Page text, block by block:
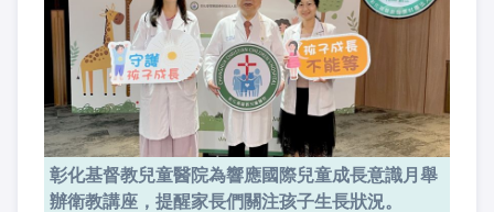
彰化基督教兒童醫院為響應國際兒童成長意識月舉
辦衛教講座，提醒家長們關注孩子生長狀況。